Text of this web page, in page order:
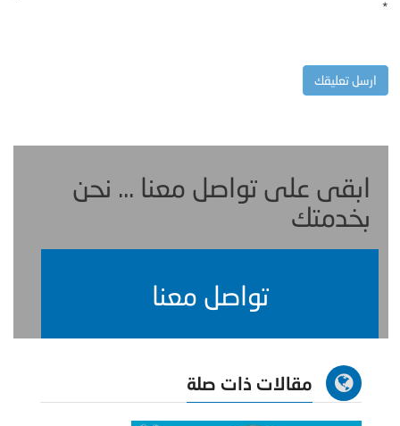
*
ابقى على تواصل معنا ... نحن
بخدمتك
تواصل معنا
مقالات ذات صلة